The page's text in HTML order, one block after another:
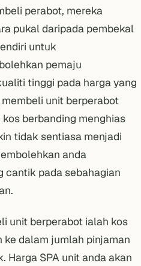
perabot, mereka
pukal daripada pembekal
untuk
pemaju
tinggi pada harga yang
unit berperabot
berbanding menghias
tidak sentiasa menjadi
anda
cantik pada sebahagian
unit berperabot ialah kos
ke dalam jumlah pinjaman
Harga SPA unit anda akan